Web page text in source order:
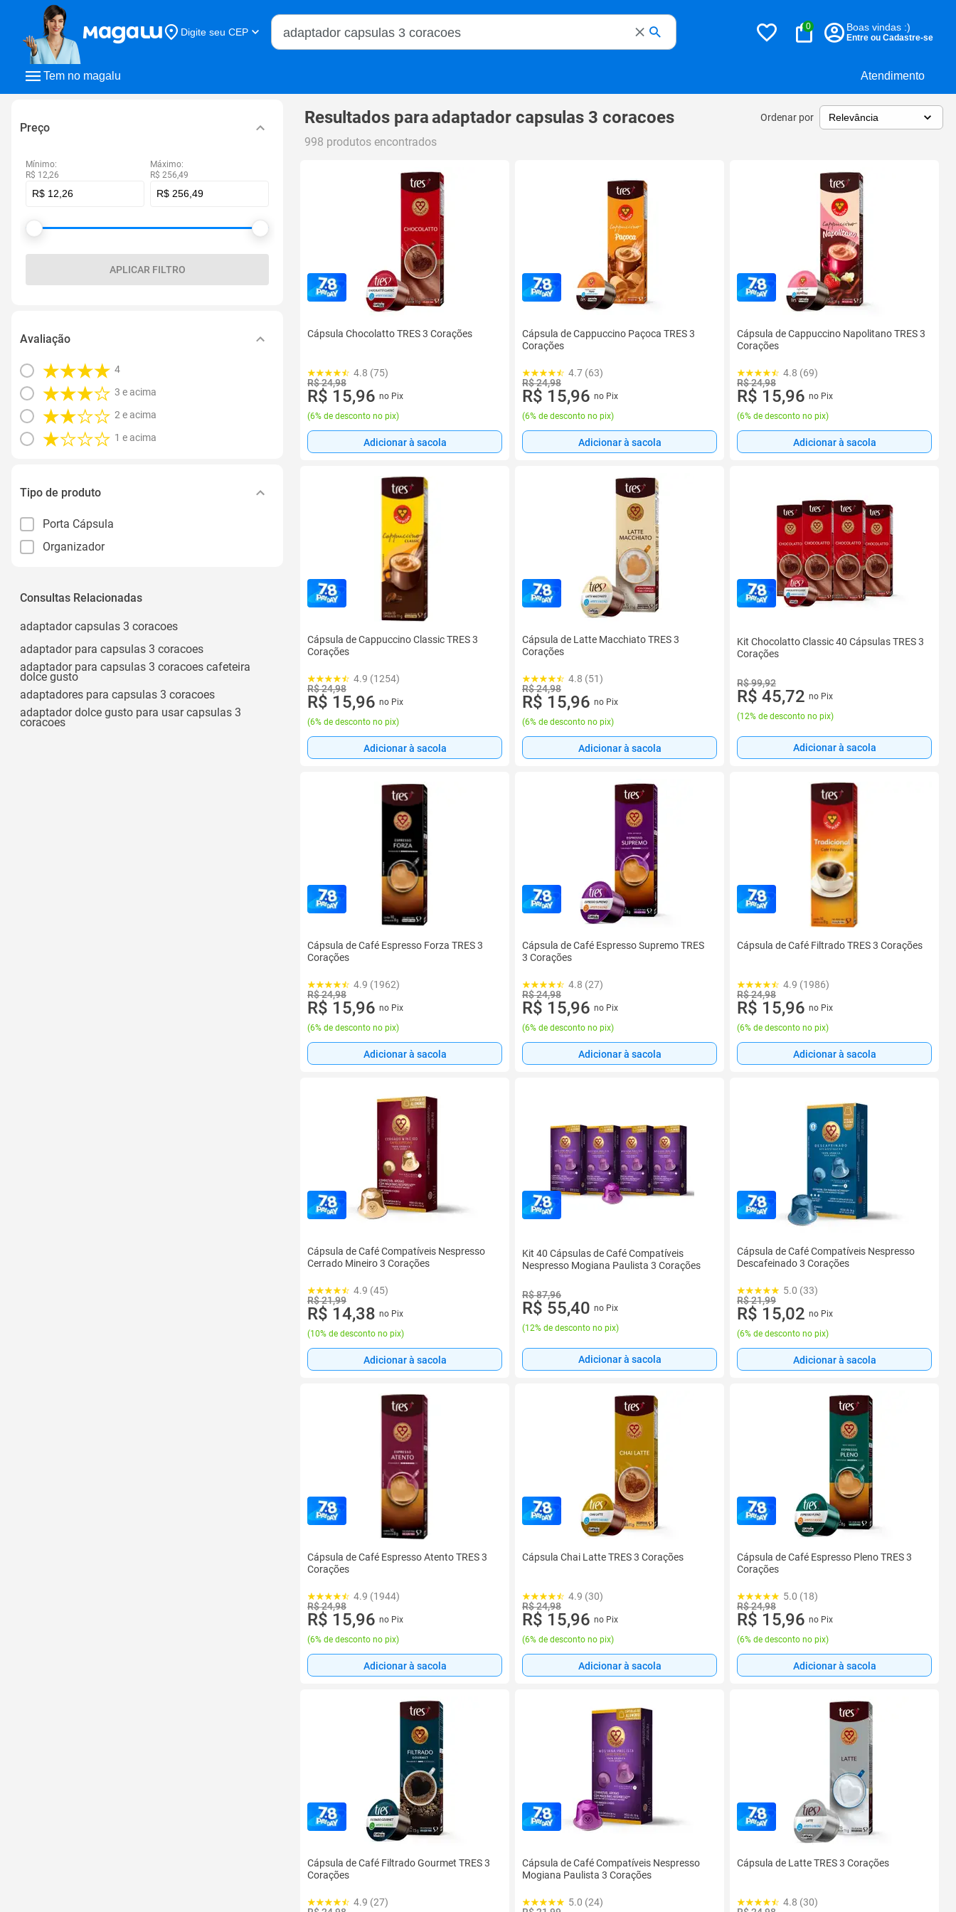
Tem no magalu Atendimento
Digite seu CEP
Buscar no Magalu
0 Boas vindas :)
Entre ou Cadastre-se
Preço
Mínimo:
R$ 12,26
Máximo:
R$ 256,49
APLICAR FILTRO
Avaliação
4
3 e acima
2 e acima
1 e acima
Tipo de produto
Porta Cápsula
Organizador
Consultas Relacionadas
adaptador capsulas 3 coracoes
adaptador para capsulas 3 coracoes
adaptador para capsulas 3 coracoes cafeteira
dolce gusto
adaptadores para capsulas 3 coracoes
adaptador dolce gusto para usar capsulas 3
coracoes
Resultados paraadaptador capsulas 3 coracoes Ordenar por
998 produtos encontrados
Cápsula Chocolatto TRES 3 Corações
4.8 (75)
R$ 24,98
R$ 15,96 no Pix
(6% de desconto no pix)
Adicionar à sacola
Cápsula de Cappuccino Paçoca TRES 3
Corações
4.7 (63)
R$ 24,98
R$ 15,96 no Pix
(6% de desconto no pix)
Adicionar à sacola
Cápsula de Cappuccino Napolitano TRES 3
Corações
4.8 (69)
R$ 24,98
R$ 15,96 no Pix
(6% de desconto no pix)
Adicionar à sacola
Cápsula de Cappuccino Classic TRES 3
Corações
4.9 (1254)
R$ 24,98
R$ 15,96 no Pix
(6% de desconto no pix)
Adicionar à sacola
Cápsula de Latte Macchiato TRES 3
Corações
4.8 (51)
R$ 24,98
R$ 15,96 no Pix
(6% de desconto no pix)
Adicionar à sacola
Kit Chocolatto Classic 40 Cápsulas TRES 3
Corações
R$ 99,92
R$ 45,72 no Pix
(12% de desconto no pix)
Adicionar à sacola
Cápsula de Café Espresso Forza TRES 3
Corações
4.9 (1962)
R$ 24,98
R$ 15,96 no Pix
(6% de desconto no pix)
Adicionar à sacola
Cápsula de Café Espresso Supremo TRES
3 Corações
4.8 (27)
R$ 24,98
R$ 15,96 no Pix
(6% de desconto no pix)
Adicionar à sacola
Cápsula de Café Filtrado TRES 3 Corações
4.9 (1986)
R$ 24,98
R$ 15,96 no Pix
(6% de desconto no pix)
Adicionar à sacola
Cápsula de Café Compatíveis Nespresso
Cerrado Mineiro 3 Corações
4.9 (45)
R$ 21,99
R$ 14,38 no Pix
(10% de desconto no pix)
Adicionar à sacola
Kit 40 Cápsulas de Café Compatíveis
Nespresso Mogiana Paulista 3 Corações
R$ 87,96
R$ 55,40 no Pix
(12% de desconto no pix)
Adicionar à sacola
Cápsula de Café Compatíveis Nespresso
Descafeinado 3 Corações
5.0 (33)
R$ 21,99
R$ 15,02 no Pix
(6% de desconto no pix)
Adicionar à sacola
Cápsula de Café Espresso Atento TRES 3
Corações
4.9 (1944)
R$ 24,98
R$ 15,96 no Pix
(6% de desconto no pix)
Adicionar à sacola
Cápsula Chai Latte TRES 3 Corações
4.9 (30)
R$ 24,98
R$ 15,96 no Pix
(6% de desconto no pix)
Adicionar à sacola
Cápsula de Café Espresso Pleno TRES 3
Corações
5.0 (18)
R$ 24,98
R$ 15,96 no Pix
(6% de desconto no pix)
Adicionar à sacola
Cápsula de Café Filtrado Gourmet TRES 3
Corações
4.9 (27)
Cápsula de Café Compatíveis Nespresso
Mogiana Paulista 3 Corações
5.0 (24)
Cápsula de Latte TRES 3 Corações
4.8 (30)